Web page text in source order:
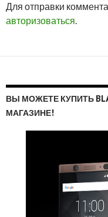
Для отправки
авторизоваться.
ВЫ МОЖЕТЕ КУПИТЬ
МАГАЗИНЕ!